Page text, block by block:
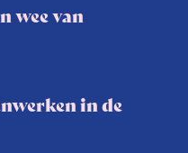
wee van
in de